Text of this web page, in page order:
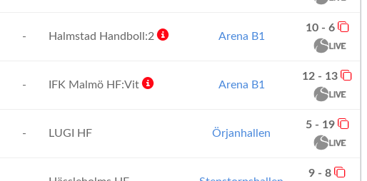
- Halmstad Handboll:2 Arena B1
10 - 6
- IFK Malmö HF:Vit Arena B1
12 - 13
- LUGI HF Örjanhallen
5 - 19
9 - 8